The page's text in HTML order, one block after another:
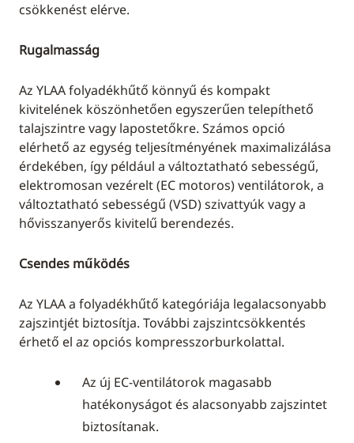
csökkenést elérve.
Rugalmasság
Az YLAA folyadékhűtő könnyű és kompakt
kivitelének köszönhetően egyszerűen telepíthető
talajszintre vagy lapostetőkre. Számos opció
elérhető az egység teljesítményének maximalizálása
érdekében, így például a változtatható sebességű,
elektromosan vezérelt (EC motoros) ventilátorok, a
változtatható sebességű (VSD) szivattyúk vagy a
hővisszanyerős kivitelű berendezés.
Csendes működés
Az YLAA a folyadékhűtő kategóriája legalacsonyabb
zajszintjét biztosítja. További zajszintcsökkentés
érhető el az opciós kompresszorburkolattal.
Az új EC-ventilátorok magasabb
hatékonyságot és alacsonyabb zajszintet
biztosítanak.